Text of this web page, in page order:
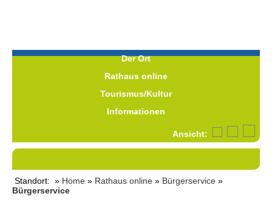
Der Ort
Rathaus online
Tourismus/Kultur
Informationen
Ansicht:
Standort: » Home » Rathaus online » Bürgerservice »
Bürgerservice